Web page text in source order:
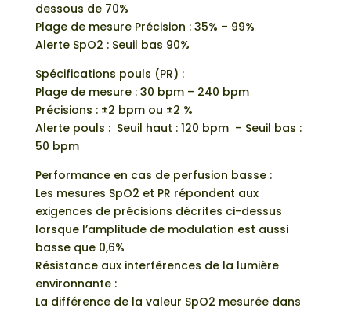
dessous de 70%
Plage de mesure Précision : 35% – 99%
Alerte SpO2 : Seuil bas 90%
Spécifications pouls (PR) :
Plage de mesure : 30 bpm – 240 bpm
Précisions : ±2 bpm ou ±2 %
Alerte pouls : Seuil haut : 120 bpm – Seuil bas :
50 bpm
Performance en cas de perfusion basse :
Les mesures SpO2 et PR répondent aux
exigences de précisions décrites ci-dessus
lorsque l’amplitude de modulation est aussi
basse que 0,6%
Résistance aux interférences de la lumière
environnante :
La différence de la valeur SpO2 mesurée dans